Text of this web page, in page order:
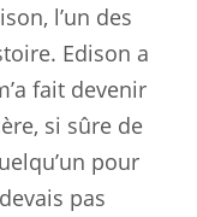
l’un des
Edison a
fait devenir
si sûre de
pour
pas